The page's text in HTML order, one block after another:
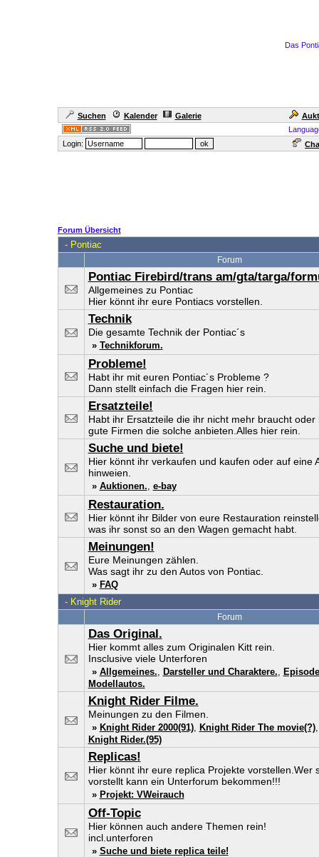
Das
Suchen Kalender Galerie
Login:
Forum Übersicht
- Pontiac
Forum
Pontiac Firebird/trans am/gta/targa/
Allgemeines zu Pontiac
Hier könnt ihr eure Pontiacs vorstellen.
Technik
Die gesamte Technik der Pontiac´s
» Technikforum.
Probleme!
Habt ihr mit euren Pontiac´s Probleme ?
Dann stellt einfach die Fragen hier rein.
Ersatzteile!
Habt ihr Ersatzteile die ihr nicht mehr braucht oder
gute Firmen die solche anbieten.Alles hier rein.
Suche und biete!
Hier könnt ihr verkaufen und kaufen oder auf eine
hinweien.
» Auktionen., e-bay
Restauration.
Hier könnt ihr Bilder von eure Restauration
was ihr sonst so an den Wagen gemacht habt.
Meinungen!
Eure Meinungen zählen.
Was sagt ihr zu den Autos von Pontiac.
» FAQ
- Knight Rider
Forum
Das Original.
Hier kommt alles zum Originalen Kitt rein.
Insclusive viele Unterforen
» Allgemeines., Darsteller und Charaktere.,
Modellautos.
Knight Rider Filme.
Meinungen zu den Filmen.
» Knight Rider 2000(91), Knight Rider The movie(?)
Knight Rider.(95)
Replicas!
Hier könnt ihr eure replica Projekte vorstellen.Wer
vorstellt kann ein Unterforum bekommen!!!
» Projekt: VWeirauch
Off-Topic
Hier können auch andere Themen rein!
incl.unterforen
» Suche und biete replica teile!